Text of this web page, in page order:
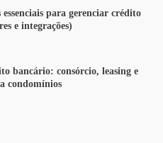
para gerenciar crédito
e integrações)
bancário: consórcio, leasing e
condomínios